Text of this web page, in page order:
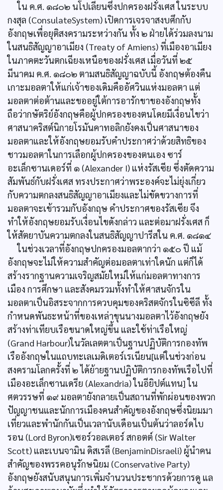
ใน ค.ศ. ๑๘๐๒ นโปเลียนซึ่งปกครองฝรั่งเศส ในระบบ
กงสุล (ConsulateSystem) เปิดการเจรจาสงบศึกกับ
อังกฤษเพื่อยุติสงครามระหว่างกัน ทั้ง ๒ ฝ่ายได้ร่วมลงนาม
ในสนธิสัญญาอาเมียง (Treaty of Amiens) ที่เมืองอาเมียง
ในภาคตะวันตกเฉียงเหนือของฝรั่งเศส เมื่อวันที่ ๒๕
มีนาคม ค.ศ. ๑๘๐๒ ตามสนธิสัญญาฉบับนี้ อังกฤษต้องคืน
เกาะมอลตาให้แก่เจ้าของเดิมคืออัศวินแห่งมอลตา แต่
มอลตาต่อต้านและขออยู่ใต้การอารักขาของอังกฤษทั้ง
ถือว่ากษัตริย์อังกฤษคือผู้ปกครองของตนโดยมีเงื่อนไขว่า
ศาสนาคริสต์นิกายโรมันคาทอลิกยังคงเป็นศาสนาของ
มอลตาและให้อังกฤษยอมรับคำประกาศว่าด้วยสิทธิของ
ชาวมอลตาในการเลือกผู้ปกครองของตนเอง ซาร์
อะเล็กซานเดอร์ที่ ๑ (Alexander I) แห่งรัสเซีย ซึ่งตัดความ
สัมพันธ์กับฝรั่งเศส ทรงประกาศว่าพระองค์จะไม่ยุ่งเกี่ยว
กับความตกลงสนธิสัญญาอาเมียงและไม่ขัดขวางการที่
มอลตาจะเข้ารวมกับอังกฤษ คำประกาศของรัสเซีย จึง
ทำให้อังกฤษยอมรับเงื่อนไขดังกล่าว และต่อมาฝรั่งเศส ก็
ให้สัตยาบันความตกลงในสนธิสัญญาปารีสใน ค.ศ. ๑๘๑๔
ในช่วงเวลาที่อังกฤษปกครองมอลตากว่า ๑๕๐ ปี แม้
อังกฤษจะไม่ให้ความสำคัญต่อมอลตาเท่าใดนัก แต่ก็ได้
สร้างรากฐานความเจริญสมัยใหม่ให้แก่มอลตาทางการ
เมือง การศึกษา และสังคมรวมทั้งทำให้ศาสนจักรใน
มอลตาเป็นอิสระจากการควบคุมของคริสตจักรในซิซีลี ทั้ง
กำหนดพันธะหน้าที่ของเหล่าขุนนางมอลตาไว้อังกฤษยัง
สร้างท่าเทียบเรือขนาดใหญ่ขึ้น และใช้ท่าเรือใหญ่
(Grand Harbour)ในวัลเลตตาเป็นฐานปฏิบัติการกองทัพ
เรืออังกฤษในแถบทะเลเมดิเตอร์เรเนียน[แต่ในช่วงก่อน
สงครามโลกครั้งที่ ๒ ได้ย้ายฐานปฏิบัติการกองทัพเรือไปที่
เมืองอะเล็กซานเดรีย (Alexandria) ในอียิปต์แทน] ใน
ศตวรรษที่ ๑๙ มอลตายังกลายเป็นสถานที่พักผ่อนของพวก
ปัญญาชนและนักการเมืองคนสำคัญของอังกฤษซึ่งนิยมมา
เที่ยวและพำนักกันเป็นเวลานับเดือนเป็นต้นว่าลอร์ดไบ
รอน (Lord Byron)เซอร์วอลเตอร์ สกอตต์ (Sir Walter
Scott) และเบนจามิน ดิสเรลี (BenjaminDisraeli) ผู้นำคน
สำคัญของพรรคอนุรักษนิยม (Conservative Party)
อังกฤษยังสนับสนุนการเพิ่มจำนวนประชากรด้วยการดู แล